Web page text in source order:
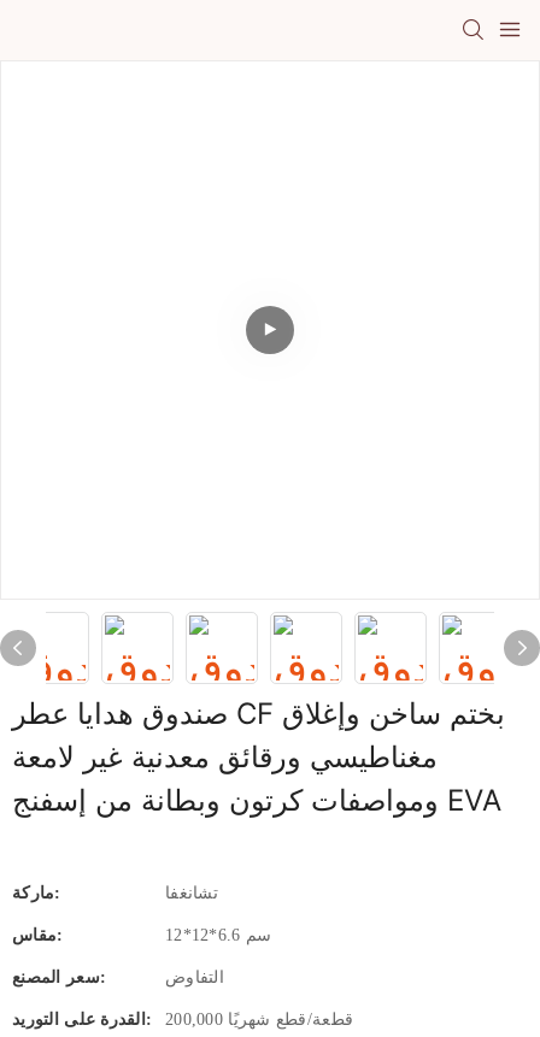
صندوق هدايا عطر CF بختم ساخن وإغلاق
مغناطيسي ورقائق معدنية غير لامعة
ومواصفات كرتون وبطانة من إسفنج EVA
ماركة: تشانغفا
مقاس: 12*12*6.6 سم
سعر المصنع: التفاوض
القدرة على التوريد: 200,000 قطعة/قطع شهريًا